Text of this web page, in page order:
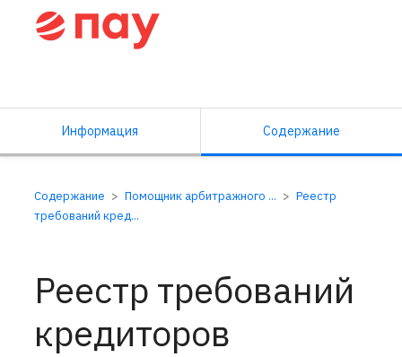
Информация Содержание
Содержание Помощник арбитражного ...
Реестр
требований кред...
Реестр требований
кредиторов